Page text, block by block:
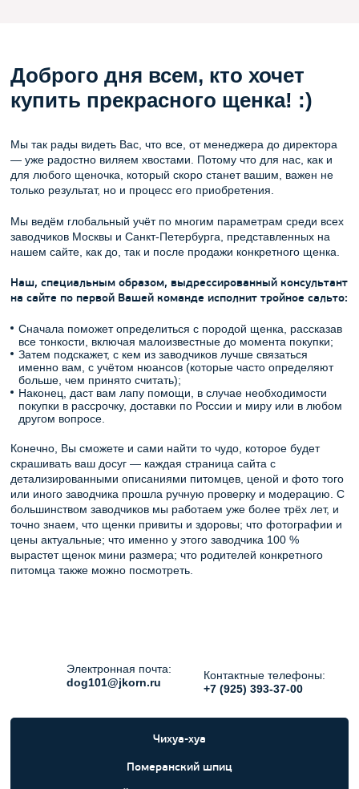
Доброго дня всем, кто хочет
купить прекрасного щенка! :)
Мы так рады видеть Вас, что все, от менеджера до директора
— уже радостно виляем хвостами. Потому что для нас, как и
для любого щеночка, который скоро станет вашим, важен не
только результат, но и процесс его приобретения.
Мы ведём глобальный учёт по многим параметрам среди всех
заводчиков Москвы и Санкт-Петербурга, представленных на
нашем сайте, как до, так и после продажи конкретного щенка.
Наш, специальным образом, выдрессированный консультант
на сайте по первой Вашей команде исполнит тройное сальто:
Сначала поможет определиться с породой щенка, рассказав
все тонкости, включая малоизвестные до момента покупки;
Затем подскажет, с кем из заводчиков лучше связаться
именно вам, с учётом нюансов (которые часто определяют
больше, чем принято считать);
Наконец, даст вам лапу помощи, в случае необходимости
покупки в рассрочку, доставки по России и миру или в любом
другом вопросе.
Конечно, Вы сможете и сами найти то чудо, которое будет
скрашивать ваш досуг — каждая страница сайта с
детализированными описаниями питомцев, ценой и фото того
или иного заводчика прошла ручную проверку и модерацию. С
большинством заводчиков мы работаем уже более трёх лет, и
точно знаем, что щенки привиты и здоровы; что фотографии и
цены актуальные; что именно у этого заводчика 100 %
вырастет щенок мини размера; что родителей конкретного
питомца также можно посмотреть.
Электронная почта:
dog101@jkorn.ru
Контактные телефоны:
+7 (925) 393-37-00
Чихуа-хуа
Померанский шпиц